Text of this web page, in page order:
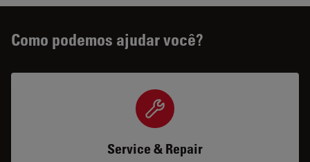
Como podemos ajudar você?
Service & Repair